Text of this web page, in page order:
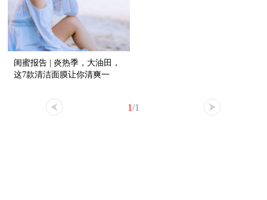
闺蜜报告 | 炎热季，大油田，
这7款清洁面膜让你清爽一
1/1